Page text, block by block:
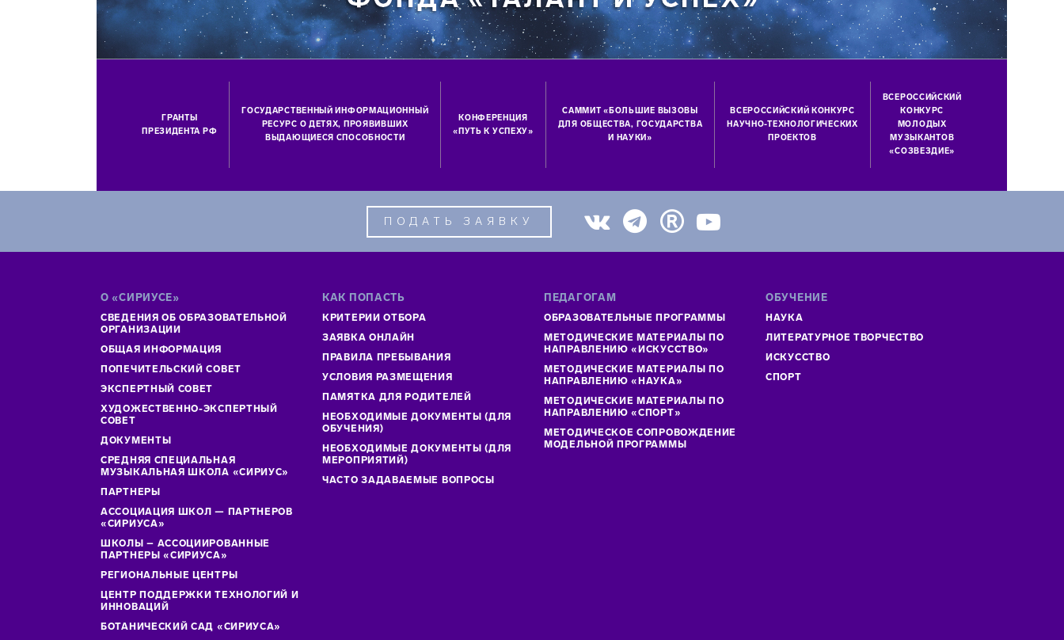
ГРАНТЫ
ПРЕЗИДЕНТА РФ
ГОСУДАРСТВЕННЫЙ ИНФОРМАЦИОННЫЙ
РЕСУРС О ДЕТЯХ, ПРОЯВИВШИХ
ВЫДАЮЩИЕСЯ СПОСОБНОСТИ
КОНФЕРЕНЦИЯ
«ПУТЬ К УСПЕХУ»
САММИТ «БОЛЬШИЕ ВЫЗОВЫ
ДЛЯ ОБЩЕСТВА, ГОСУДАРСТВА
И НАУКИ»
ВСЕРОССИЙСКИЙ КОНКУРС
НАУЧНО-ТЕХНОЛОГИЧЕСКИХ
ПРОЕКТОВ
ВСЕРОССИЙСКИЙ
КОНКУРС
МОЛОДЫХ
МУЗЫКАНТОВ
«СОЗВЕЗДИЕ»
ПОДАТЬ ЗАЯВКУ
О «СИРИУСЕ»
СВЕДЕНИЯ ОБ ОБРАЗОВАТЕЛЬНОЙ
ОРГАНИЗАЦИИ
ОБЩАЯ ИНФОРМАЦИЯ
ПОПЕЧИТЕЛЬСКИЙ СОВЕТ
ЭКСПЕРТНЫЙ СОВЕТ
ХУДОЖЕСТВЕННО-ЭКСПЕРТНЫЙ
СОВЕТ
ДОКУМЕНТЫ
СРЕДНЯЯ СПЕЦИАЛЬНАЯ
МУЗЫКАЛЬНАЯ ШКОЛА «СИРИУС»
ПАРТНЕРЫ
АССОЦИАЦИЯ ШКОЛ — ПАРТНЕРОВ
«СИРИУСА»
ШКОЛЫ – АССОЦИИРОВАННЫЕ
ПАРТНЕРЫ «СИРИУСА»
РЕГИОНАЛЬНЫЕ ЦЕНТРЫ
ЦЕНТР ПОДДЕРЖКИ ТЕХНОЛОГИЙ И
ИННОВАЦИЙ
БОТАНИЧЕСКИЙ САД «СИРИУСА»
КАК ПОПАСТЬ
КРИТЕРИИ ОТБОРА
ЗАЯВКА ОНЛАЙН
ПРАВИЛА ПРЕБЫВАНИЯ
УСЛОВИЯ РАЗМЕЩЕНИЯ
ПАМЯТКА ДЛЯ РОДИТЕЛЕЙ
НЕОБХОДИМЫЕ ДОКУМЕНТЫ (ДЛЯ
ОБУЧЕНИЯ)
НЕОБХОДИМЫЕ ДОКУМЕНТЫ (ДЛЯ
МЕРОПРИЯТИЙ)
ЧАСТО ЗАДАВАЕМЫЕ ВОПРОСЫ
ПЕДАГОГАМ
ОБРАЗОВАТЕЛЬНЫЕ ПРОГРАММЫ
МЕТОДИЧЕСКИЕ МАТЕРИАЛЫ ПО
НАПРАВЛЕНИЮ «ИСКУССТВО»
МЕТОДИЧЕСКИЕ МАТЕРИАЛЫ ПО
НАПРАВЛЕНИЮ «НАУКА»
МЕТОДИЧЕСКИЕ МАТЕРИАЛЫ ПО
НАПРАВЛЕНИЮ «СПОРТ»
МЕТОДИЧЕСКОЕ СОПРОВОЖДЕНИЕ
МОДЕЛЬНОЙ ПРОГРАММЫ
ОБУЧЕНИЕ
НАУКА
ЛИТЕРАТУРНОЕ ТВОРЧЕСТВО
ИСКУСCТВО
СПОРТ